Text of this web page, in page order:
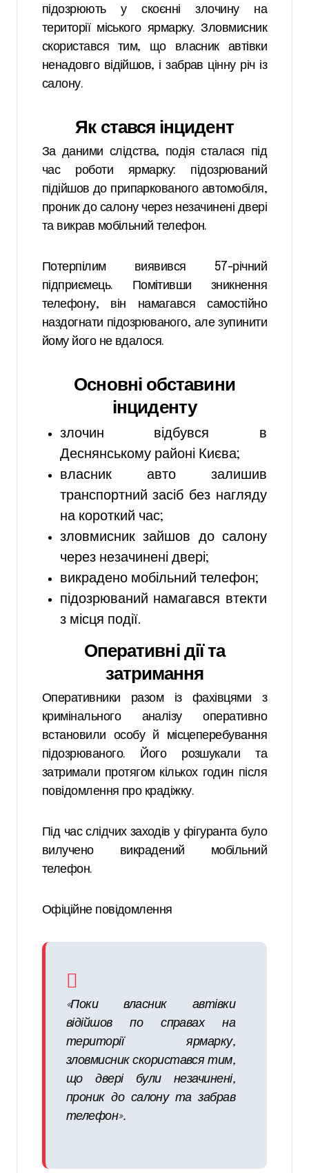
підозрюють у скоєнні злочину на
території міського ярмарку. Зловмисник
скористався тим, що власник автівки
ненадовго відійшов, і забрав цінну річ із
салону.
Як стався інцидент
За даними слідства, подія сталася під
час роботи ярмарку: підозрюваний
підійшов до припаркованого автомобіля,
проник до салону через незачинені двері
та викрав мобільний телефон.
Потерпілим виявився 57-річний
підприємець. Помітивши зникнення
телефону, він намагався самостійно
наздогнати підозрюваного, але зупинити
йому його не вдалося.
Основні обставини
інциденту
злочин відбувся в
Деснянському районі Києва;
власник авто залишив
транспортний засіб без нагляду
на короткий час;
зловмисник зайшов до салону
через незачинені двері;
викрадено мобільний телефон;
підозрюваний намагався втекти
з місця події.
Оперативні дії та
затримання
Оперативники разом із фахівцями з
кримінального аналізу оперативно
встановили особу й місцеперебування
підозрюваного. Його розшукали та
затримали протягом кількох годин після
повідомлення про крадіжку.
Під час слідчих заходів у фігуранта було
вилучено викрадений мобільний
телефон.
Офіційне повідомлення
«Поки власник автівки
відійшов по справах на
території ярмарку,
зловмисник скористався тим,
що двері були незачинені,
проник до салону та забрав
телефон».